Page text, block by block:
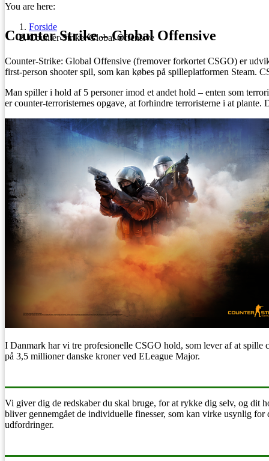
You are here:
Forside
Counter Strike: Global Offensive
Counter Strike – Global Offensive
Counter-Strike: Global Offensive (fremover forkortet CSGO) er
first-person shooter spil, som kan købes på spilleplatformen Steam.
Man spiller i hold af 5 personer imod et andet hold – enten som
er counter-terroristernes opgave, at forhindre terroristerne i at
I Danmark har vi tre profesionelle CSGO hold, som lever af at spille
på 3,5 millioner danske kroner ved ELeague Major.
Vi giver dig de redskaber du skal bruge, for at rykke dig selv, og dit
bliver gennemgået de individuelle finesser, som kan virke usynlig
udfordringer.